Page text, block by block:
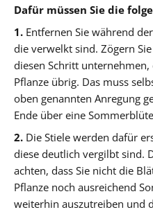
Dafür müssen Sie die
1. Entfernen Sie während
die verwelkt sind. Zögern
diesen Schritt
Pflanze übrig. Das muss
oben genannten Anregung
Ende über eine
2. Die Stiele werden dafür
diese deutlich vergilbt sind.
achten, dass Sie nicht die
Pflanze noch ausreichend
weiterhin auszutreiben und